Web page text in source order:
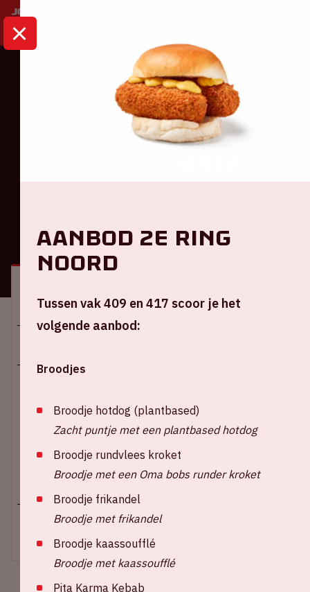
KALENDER AJAX - SPARTA
Eredivisie
ALGEMEEN BEZOEKERSINFORMATIE
Locatie en tijd
Hoofdingang E open – 14:15 uur
Stadion open – 15:15 uur
Start wedstrijd – 16:45 uur
Einde wedstrijd - 18:30 uur
+ Voeg toe aan agenda
Aanbod 2e ring
Noord
Tussen vak 409 en 417 scoor je het
volgende aanbod:
Broodjes
Broodje hotdog (plantbased)
Zacht puntje met een plantbased hotdog
Broodje rundvlees kroket
Broodje met een Oma bobs runder kroket
Broodje frikandel
Broodje met frikandel
Broodje kaassoufflé
Broodje met kaassoufflé
Pita Karma Kebab